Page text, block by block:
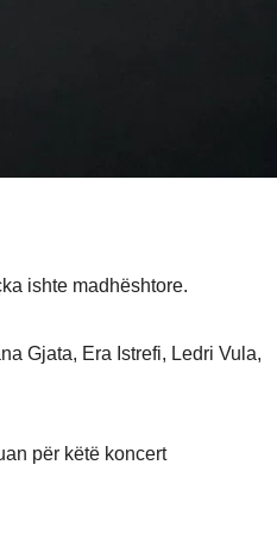
ishte madhështore.
Gjata, Era Istrefi, Ledri Vula,
për këtë koncert